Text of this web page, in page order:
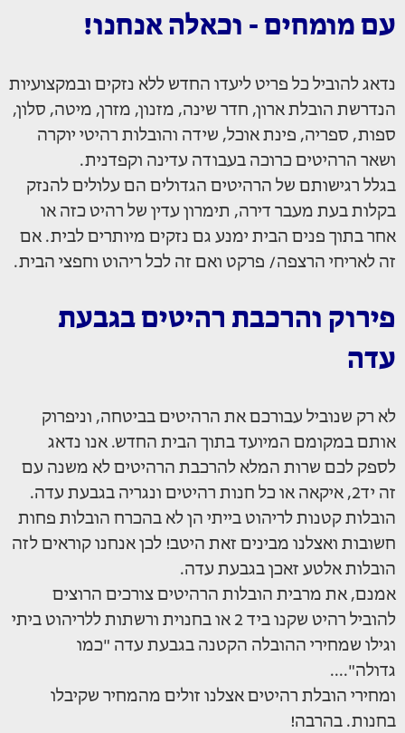
עם מומחים - וכאלה אנחנו!
נדאג להוביל כל פריט ליעדו החדש ללא נזקים ובמקצועיות
הנדרשת הובלת ארון, חדר שינה, מזנון, מזרן, מיטה, סלון,
ספות, ספריה, פינת אוכל, שידה והובלות רהיטי יוקרה
ושאר הרהיטים כרוכה בעבודה עדינה וקפדנית.
בגלל רגישותם של הרהיטים הגדולים הם עלולים להנזק
בקלות בעת מעבר דירה, תימרון עדין של רהיט כזה או
אחר בתוך פנים הבית ימנע גם נזקים מיותרים לבית. אם
זה לאריחי הרצפה/ פרקט ואם זה לכל ריהוט וחפצי הבית.
פירוק והרכבת רהיטים בגבעת
עדה
לא רק שנוביל עבורכם את הרהיטים בביטחה, וניפרוק
אותם במקומם המיועד בתוך הבית החדש. אנו נדאג
לספק לכם שרות המלא להרכבת הרהיטים לא משנה עם
זה יד2, איקאה או כל חנות רהיטים ונגריה בגבעת עדה.
הובלות קטנות לריהוט בייתי הן לא בהכרח הובלות פחות
חשובות ואצלנו מבינים זאת היטב! לכן אנחנו קוראים לזה
הובלות אלטע זאכן בגבעת עדה.
אמנם, את מרבית הובלות הרהיטים צורכים הרוצים
להוביל רהיט שקנו ביד 2 או בחנוית ורשתות ללריהוט ביתי
וגילו שמחירי ההובלה הקטנה בגבעת עדה "כמו
גדולה"....
ומחירי הובלת רהיטים אצלנו זולים מהמחיר שקיבלו
בחנות. בהרבה!